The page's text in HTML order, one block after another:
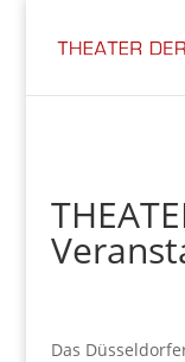
Das